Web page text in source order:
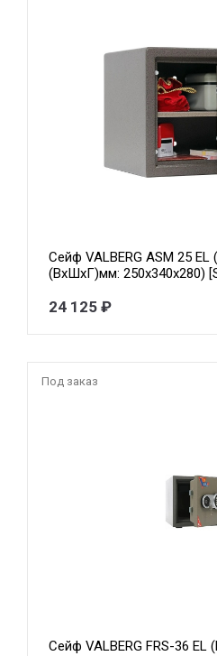
Сейф VALBERG ASM 25
(ВхШхГ)мм: 250х340х280)
24 125 ₽
Под заказ
Сейф VALBERG FRS-36